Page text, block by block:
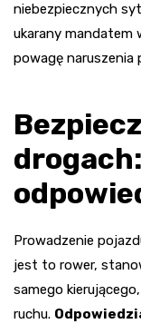
niebezpiecznych
ukarany mandatem
powagę naruszenia
Prowadzenie
jest to rower,
samego
ruchu.